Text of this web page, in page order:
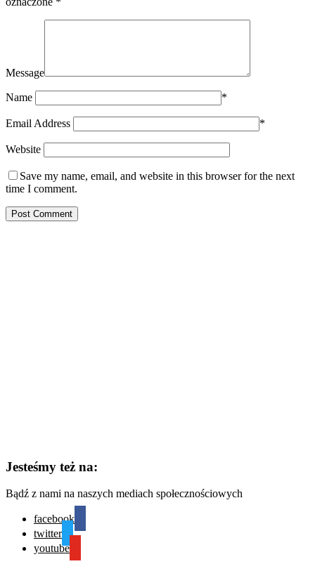
Message
Name *
Email Address *
Website
Save my name, email, and website in this browser for the next
time I comment.
Jesteśmy też na:
Bądź z nami na naszych mediach społecznościowych
facebook
twitter
youtube